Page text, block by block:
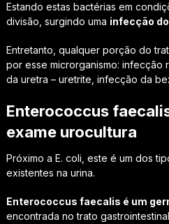
Estando estas bactérias em
divisão, surgindo uma infecção
Entretanto, qualquer porção do
por esse microrganismo: infecção
da uretra – uretrite, infecção da
Enterococcus
exame urocultura
Próximo a E. coli, este é um dos
existentes na urina.
Enterococcus faecalis é um
encontrada no trato